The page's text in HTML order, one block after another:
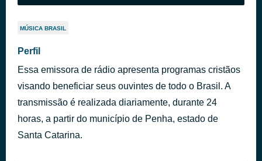
MÚSICA BRASIL
Perfil
Essa emissora de rádio apresenta programas cristãos
visando beneficiar seus ouvintes de todo o Brasil. A
transmissão é realizada diariamente, durante 24
horas, a partir do município de Penha, estado de
Santa Catarina.